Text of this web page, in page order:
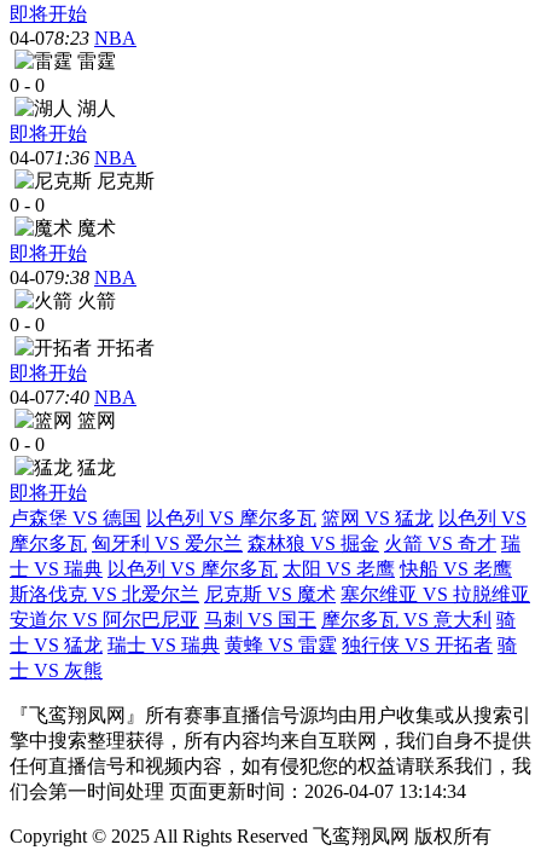
即将开始
04-078:23 NBA
雷霆
0 - 0
湖人
即将开始
04-071:36 NBA
尼克斯
0 - 0
魔术
即将开始
04-079:38 NBA
火箭
0 - 0
开拓者
即将开始
04-077:40 NBA
篮网
0 - 0
猛龙
即将开始
卢森堡 VS 德国 以色列 VS 摩尔多瓦 篮网 VS 猛龙 以色列 VS
摩尔多瓦 匈牙利 VS 爱尔兰 森林狼 VS 掘金 火箭 VS 奇才 瑞
士 VS 瑞典 以色列 VS 摩尔多瓦 太阳 VS 老鹰 快船 VS 老鹰
斯洛伐克 VS 北爱尔兰 尼克斯 VS 魔术 塞尔维亚 VS 拉脱维亚
安道尔 VS 阿尔巴尼亚 马刺 VS 国王 摩尔多瓦 VS 意大利 骑
士 VS 猛龙 瑞士 VS 瑞典 黄蜂 VS 雷霆 独行侠 VS 开拓者 骑
士 VS 灰熊
『飞鸾翔凤网』所有赛事直播信号源均由用户收集或从搜索引
擎中搜索整理获得，所有内容均来自互联网，我们自身不提供
任何直播信号和视频内容，如有侵犯您的权益请联系我们，我
们会第一时间处理 页面更新时间：2026-04-07 13:14:34
Copyright © 2025 All Rights Reserved 飞鸾翔凤网 版权所有